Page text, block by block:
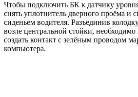
Чтобы подключить БК к датчику
снять уплотнитель дверного проёма и
сиденьем водителя. Разъединив
возле центральной стойки,
создать контакт с зелёным проводом
компьютера.